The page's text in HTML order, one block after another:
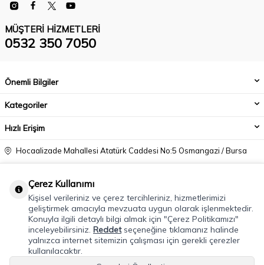
MÜŞTERI HIZMETLERI
0532 350 7050
Önemli Bilgiler
Kategoriler
Hızlı Erişim
Hocaalizade Mahallesi Atatürk Caddesi No:5 Osmangazi / Bursa
info@modacadiri.com
Çerez Kullanımı
Kişisel verileriniz ve çerez tercihleriniz, hizmetlerimizi
geliştirmek amacıyla mevzuata uygun olarak işlenmektedir.
Konuyla ilgili detaylı bilgi almak için "Çerez Politikamızı"
inceleyebilirsiniz. Reddetseçeneğine tıklamanız halinde
yalnızca internet sitemizin çalışması için gerekli çerezler
kullanılacaktır.